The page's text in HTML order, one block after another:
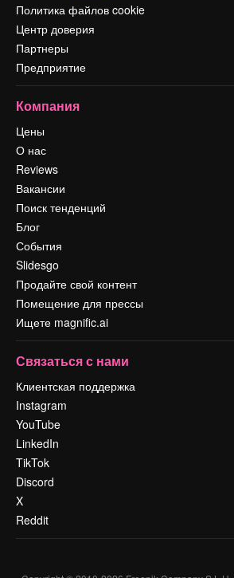
Политика файлов cookie
Центр доверия
Партнеры
Предприятие
Компания
Цены
О нас
Reviews
Вакансии
Поиск тенденций
Блог
События
Slidesgo
Продайте свой контент
Помещение для прессы
Ищете magnific.ai
Связаться с нами
Клиентская поддержка
Instagram
YouTube
LinkedIn
TikTok
Discord
X
Reddit